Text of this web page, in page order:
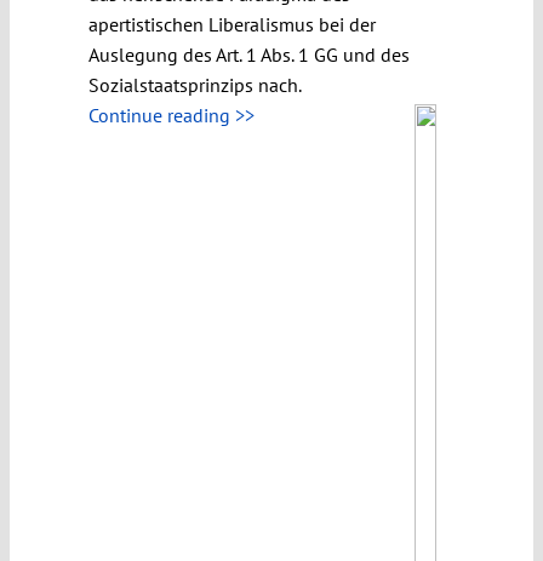
apertistischen Liberalismus bei der
Auslegung des Art. 1 Abs. 1 GG und des
Sozialstaatsprinzips nach.
Continue reading >>